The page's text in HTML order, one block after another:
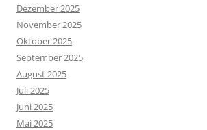
Dezember 2025
November 2025
Oktober 2025
September 2025
August 2025
Juli 2025
Juni 2025
Mai 2025